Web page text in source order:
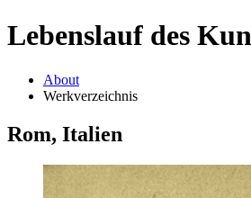
Lebenslauf des
About
Werkverzeichnis
Rom, Italien